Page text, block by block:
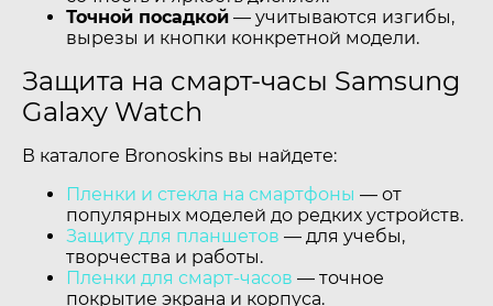
Точной посадкой — учитываются изгибы,
вырезы и кнопки конкретной модели.
Защита на смарт-часы Samsung
Galaxy Watch
В каталоге Bronoskins вы найдете:
Пленки и стекла на смартфоны — от
популярных моделей до редких устройств.
Защиту для планшетов — для учебы,
творчества и работы.
Пленки для смарт-часов — точное
покрытие экрана и корпуса.